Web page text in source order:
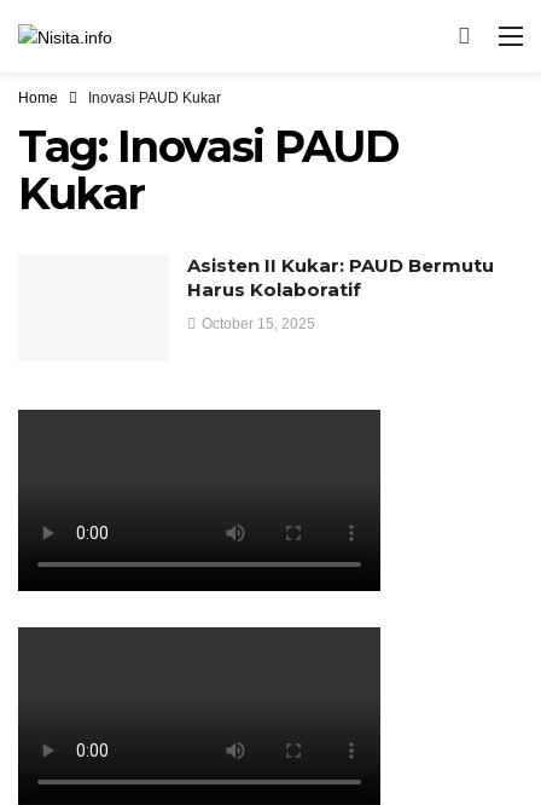
Home Inovasi PAUD Kukar
Tag: Inovasi PAUD
Kukar
Asisten II Kukar: PAUD Bermutu
Harus Kolaboratif
October 15, 2025